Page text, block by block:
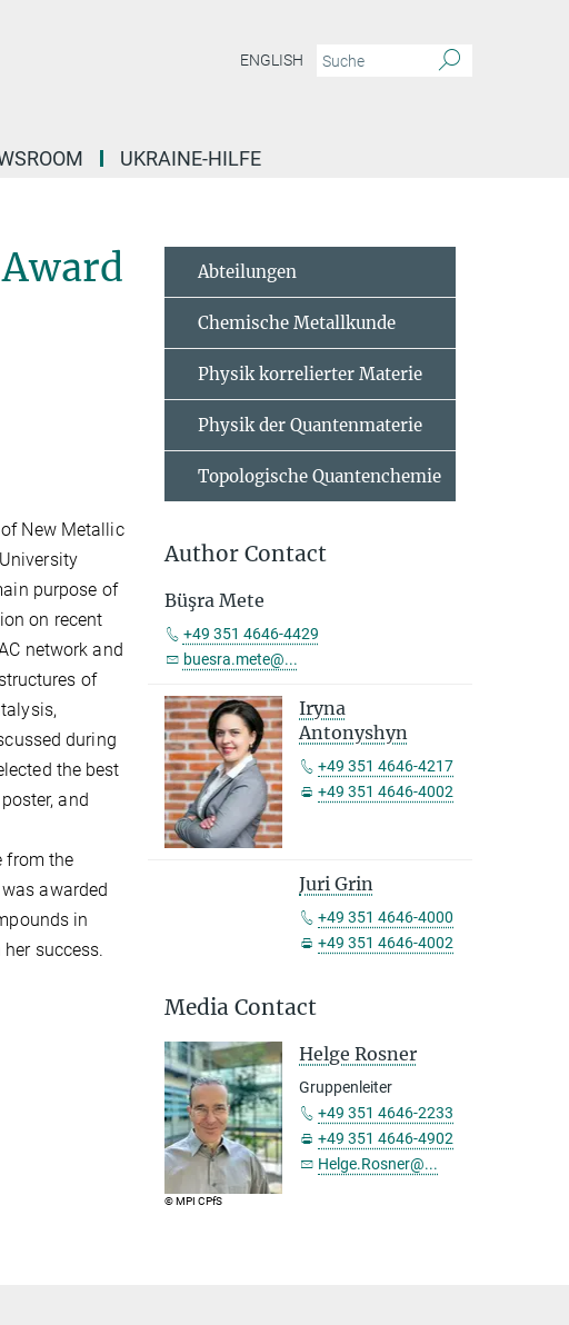
ENGLISH
UKRAINE-HILFE
New Metallic
purpose of
on recent
network and
structures of
during
the best
and
from the
was awarded
in
her success.
Abteilungen
Chemische Metallkunde
Physik korrelierter Materie
Physik der Quantenmaterie
Topologische Quantenchemie
Author Contact
Büşra Mete
+49 351 4646-4429
buesra.mete@...
Iryna
Antonyshyn
+49 351 4646-4217
+49 351 4646-4002
Juri Grin
+49 351 4646-4000
+49 351 4646-4002
Media Contact
© MPI CPfS
Helge Rosner
Gruppenleiter
+49 351 4646-2233
+49 351 4646-4902
Helge.Rosner@...